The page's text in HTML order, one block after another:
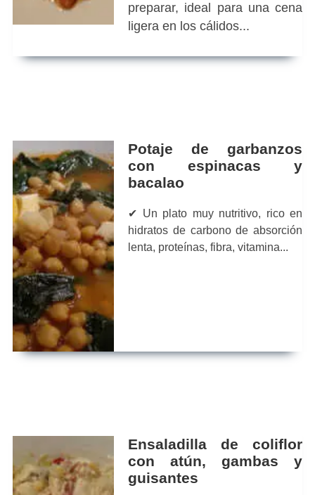
preparar, ideal para una cena
ligera en los cálidos...
Potaje de garbanzos
con espinacas y
bacalao
✔ Un plato muy nutritivo, rico en
hidratos de carbono de absorción
lenta, proteínas, fibra, vitamina...
Ensaladilla de coliflor
con atún, gambas y
guisantes